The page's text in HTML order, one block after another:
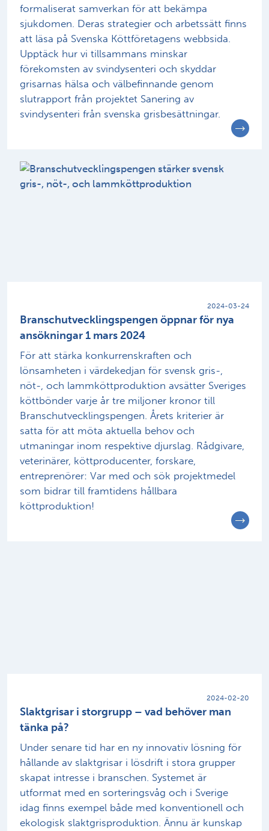
formaliserat samverkan för att bekämpa
sjukdomen. Deras strategier och arbetssätt finns
att läsa på Svenska Köttföretagens webbsida.
Upptäck hur vi tillsammans minskar
förekomsten av svindysenteri och skyddar
grisarnas hälsa och välbefinnande genom
slutrapport från projektet Sanering av
svindysenteri från svenska grisbesättningar.
2024-03-24
Branschutvecklingspengen öppnar för nya
ansökningar 1 mars 2024
För att stärka konkurrenskraften och
lönsamheten i värdekedjan för svensk gris-,
nöt-, och lammköttproduktion avsätter Sveriges
köttbönder varje år tre miljoner kronor till
Branschutvecklingspengen. Årets kriterier är
satta för att möta aktuella behov och
utmaningar inom respektive djurslag. Rådgivare,
veterinärer, köttproducenter, forskare,
entreprenörer: Var med och sök projektmedel
som bidrar till framtidens hållbara
köttproduktion!
2024-02-20
Slaktgrisar i storgrupp – vad behöver man
tänka på?
Under senare tid har en ny innovativ lösning för
hållande av slaktgrisar i lösdrift i stora grupper
skapat intresse i branschen. Systemet är
utformat med en sorteringsvåg och i Sverige
idag finns exempel både med konventionell och
ekologisk slaktgrisproduktion. Ännu är kunskap